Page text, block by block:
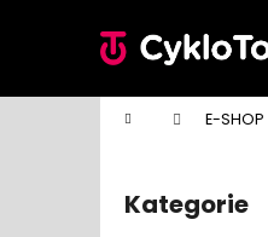
Domů E-SHOP
Přeskočit
kategorie
Kategorie
í
Zpět
do
Zpět
do